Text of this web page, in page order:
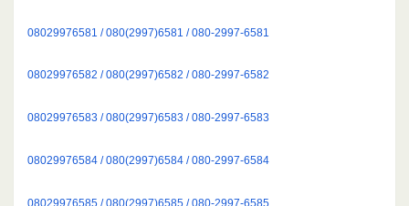
08029976581 / 080(2997)6581 / 080-2997-6581
08029976582 / 080(2997)6582 / 080-2997-6582
08029976583 / 080(2997)6583 / 080-2997-6583
08029976584 / 080(2997)6584 / 080-2997-6584
08029976585 / 080(2997)6585 / 080-2997-6585